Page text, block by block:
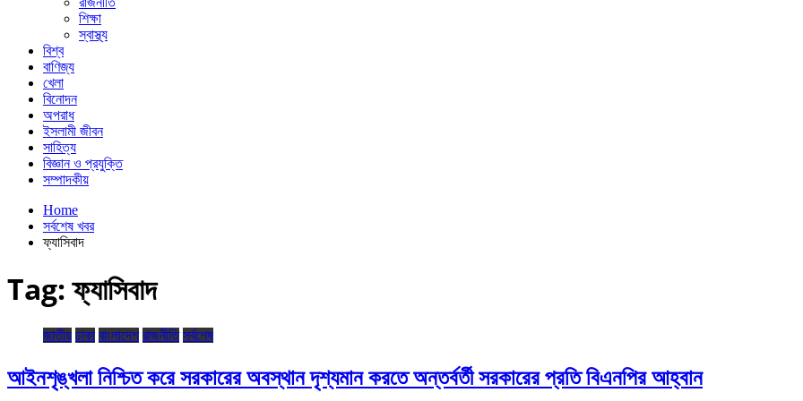
শিক্ষা
স্বাস্থ্য
বিশ্ব
বাণিজ্য
খেলা
বিনোদন
অপরাধ
ইসলামী জীবন
সাহিত্য
বিজ্ঞান ও প্রযুক্তি
সম্পাদকীয়
Home
সর্বশেষ খবর
ফ্যাসিবাদ
Tag:ফ্যাসিবাদ
জাতীয় ঢাকা বাংলাদেশ রাজনীতি সর্বশেষ
আইনশৃঙ্খলা নিশ্চিত করে সরকারের অবস্থান দৃশ্যমান করতে অন্তর্বর্তী সরকারের প্রতি বিএনপির আহ্বান